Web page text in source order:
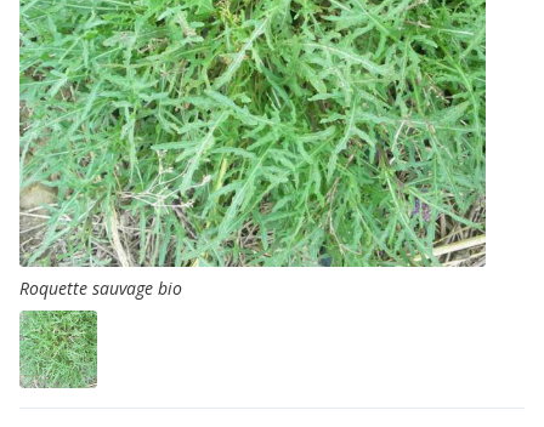
Roquette sauvage bio